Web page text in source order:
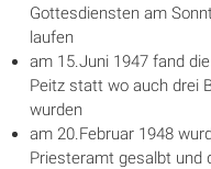
Gottesdiensten am
laufen
am 15.Juni 1947 fand
Peitz statt wo auch drei
wurden
am 20.Februar 1948
Priesteramt gesalbt und